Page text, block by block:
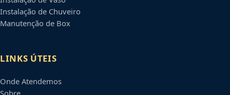
Instalação de Chuveiro
Manutenção de Box
LINKS ÚTEIS
Onde Atendemos
Sobre